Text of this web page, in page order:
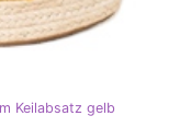
Keilabsatz gelb